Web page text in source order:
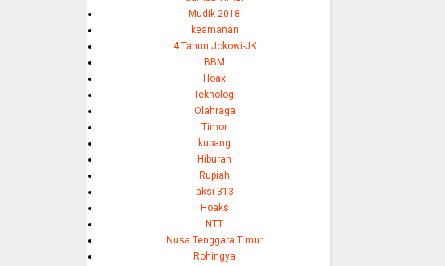
Mudik 2018
keamanan
4 Tahun Jokowi-JK
BBM
Hoax
Teknologi
Olahraga
Timor
kupang
Hiburan
Rupiah
aksi 313
Hoaks
NTT
Nusa Tenggara Timur
Rohingya